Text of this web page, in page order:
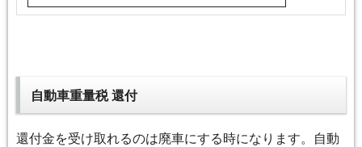
自動車重量税 還付
還付金を受け取れるのは廃車にする時になります。自動